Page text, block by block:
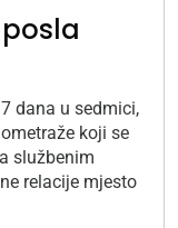
dana u sedmici,
koji se
službenim
relacije mjesto